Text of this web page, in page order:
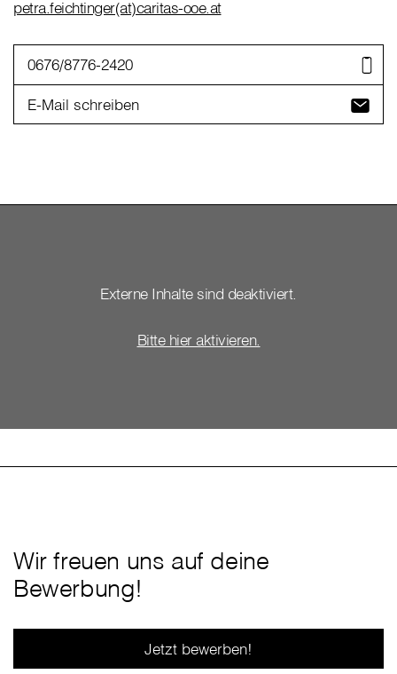
petra.feichtinger(at)caritas-ooe.at
0676/8776-2420
E-Mail schreiben
Externe Inhalte sind deaktiviert.
Bitte hier aktivieren.
Wir freuen uns auf deine
Bewerbung!
Jetzt bewerben!